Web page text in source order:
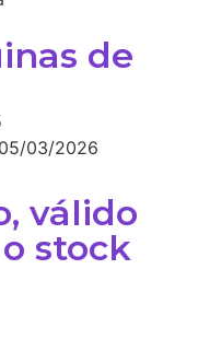
de
05/03/2026
válido
stock